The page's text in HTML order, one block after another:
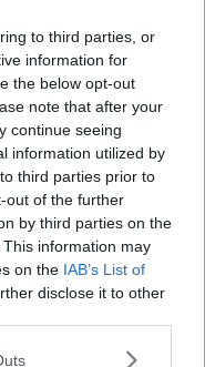
to third parties, or
information for
the below opt-out
note that after your
continue seeing
information utilized by
third parties prior to
out of the further
by third parties on the
This information may
on the IAB’s List of
disclose it to other
).
in
per Arezzo - dichiara
Guido D’Arezzo
che è il Gran Premio
pubblico l’opportunità di
atmosfera della
musicale moderna.
la musica, l’arte e i